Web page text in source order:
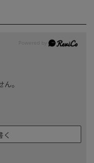
。
く